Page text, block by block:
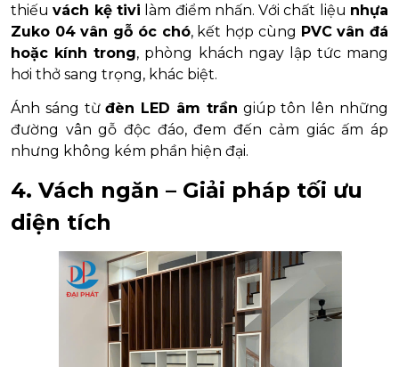
thiếuvách kệ tivi làm điểm nhấn. Với chất liệu nhựa
Zuko 04 vân gỗ óc chó, kết hợp cùng PVC vân đá
hoặc kính trong, phòng khách ngay lập tức mang
hơi thở sang trọng, khác biệt.
Ánh sáng từđèn LED âm trần giúp tôn lên những
đường vân gỗ độc đáo, đem đến cảm giác ấm áp
nhưng không kém phần hiện đại.
4. Vách ngăn – Giải pháp tối ưu
diện tích